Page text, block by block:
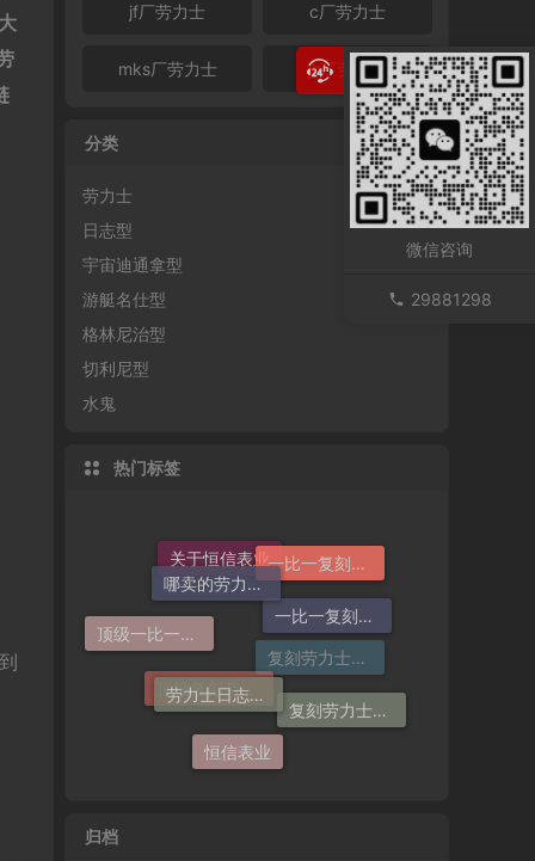
jf厂劳力士 c厂劳力士
mks厂劳力士 jh厂劳力士
分类
劳力士
日志型
宇宙迪通拿型
游艇名仕型
格林尼治型
切利尼型
水鬼
热门标签
关于恒信表业 一比一复刻劳力士手表
复刻劳力士手表
顶级一比一复刻劳力士手表价格
哪卖的劳力士日志36高仿好
恒信表业
归档
微信咨询
29881298